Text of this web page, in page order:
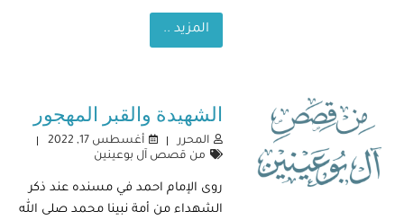
المزيد ..
الشهيدة والقبر المهجور
المحرر
أغسطس 17, 2022
من قصص آل بوعينين
روى الإمام احمد في مسنده عند ذكر
الشهداء من أمة نبينا محمد صلى الله